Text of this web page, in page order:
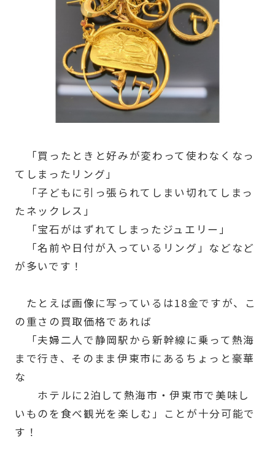
「買ったときと好みが変わって使わなくなっ
てしまったリング」
「子どもに引っ張られてしまい切れてしまっ
たネックレス」
「宝石がはずれてしまったジュエリー」
「名前や日付が入っているリング」などなど
が多いです！
たとえば画像に写っているは18金ですが、こ
の重さの買取価格であれば
「夫婦二人で静岡駅から新幹線に乗って熱海
まで行き、そのまま伊東市にあるちょっと豪華
な
ホテルに2泊して熱海市・伊東市で美味し
いものを食べ観光を楽しむ」ことが十分可能で
す！